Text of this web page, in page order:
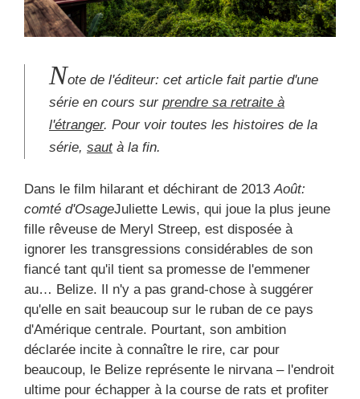
Note de l'éditeur: cet article fait partie d'une
série en cours sur prendre sa retraite à
l'étranger. Pour voir toutes les histoires de la
série, sautà la fin.
Dans le film hilarant et déchirant de 2013Août:
comté d'OsageJuliette Lewis, qui joue la plus jeune
fille rêveuse de Meryl Streep, est disposée à
ignorer les transgressions considérables de son
fiancé tant qu'il tient sa promesse de l'emmener
au… Belize. Il n'y a pas grand-chose à suggérer
qu'elle en sait beaucoup sur le ruban de ce pays
d'Amérique centrale. Pourtant, son ambition
déclarée incite à connaître le rire, car pour
beaucoup, le Belize représente le nirvana – l'endroit
ultime pour échapper à la course de rats et profiter